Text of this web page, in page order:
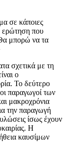
σε κάποιες
ερώτηση που
μπορώ να τα
σχετικά με τη
ο
Το δεύτερο
παραγωγοί των
μακροχρόνια
την παραγωγή
ίσως έχουν
Η
καυσίμων